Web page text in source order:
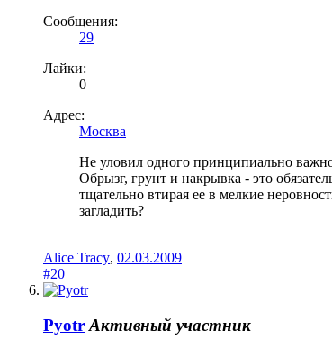
Сообщения:
29
Лайки:
0
Адрес:
Москва
Не уловил одного принципиально
Обрызг, грунт и накрывка - это
тщательно втирая ее в мелкие
загладить?
Alice Tracy, 02.03.2009
#20
Pyotr Активный участник